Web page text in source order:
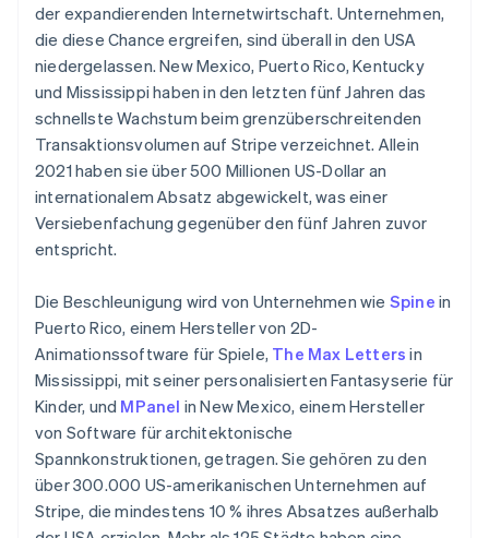
der expandierenden Internetwirtschaft. Unternehmen,
die diese Chance ergreifen, sind überall in den USA
niedergelassen. New Mexico, Puerto Rico, Kentucky
und Mississippi haben in den letzten fünf Jahren das
schnellste Wachstum beim grenzüberschreitenden
Transaktionsvolumen auf Stripe verzeichnet. Allein
2021 haben sie über 500 Millionen US-Dollar an
internationalem Absatz abgewickelt, was einer
Versiebenfachung gegenüber den fünf Jahren zuvor
entspricht.
Die Beschleunigung wird von Unternehmen wie Spine in
Puerto Rico, einem Hersteller von 2D-
Animationssoftware für Spiele, The Max Letters in
Mississippi, mit seiner personalisierten Fantasyserie für
Kinder, und MPanel in New Mexico, einem Hersteller
von Software für architektonische
Spannkonstruktionen, getragen. Sie gehören zu den
über 300.000 US-amerikanischen Unternehmen auf
Stripe, die mindestens 10 % ihres Absatzes außerhalb